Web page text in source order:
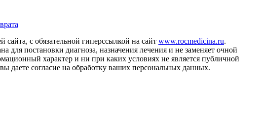
с обязательной гиперссылкой на сайт www.rocmedicina.ru.
для постановки диагноза, назначения лечения и не заменяет очной
характер и ни при каких условиях не является публичной
даете согласие на обработку ваших персональных данных.